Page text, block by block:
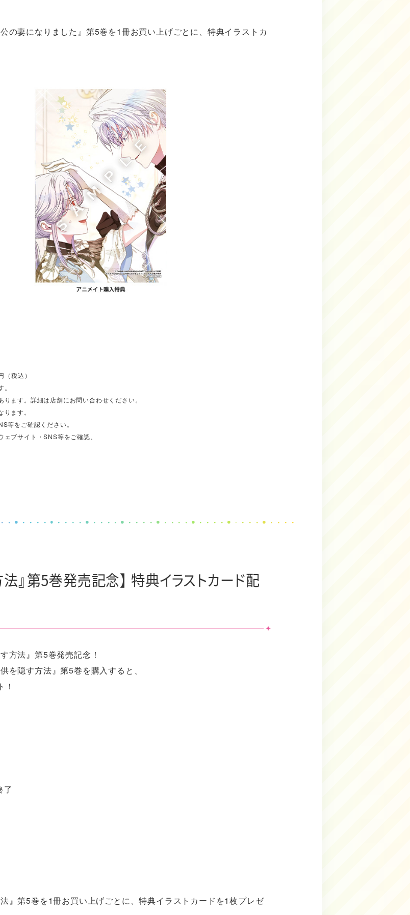
の妻になりました』第5巻を1冊お買い上げごとに、特典イラストカ
税込）
ます。詳細は店舗にお問い合わせください。
ます。
等をご確認ください。
ブサイト・SNS等をご確認、
』第5巻発売記念】 特典イラストカード配
方法』第5巻発売記念！
を隠す方法』第5巻を購入すると、
了
』第5巻を1冊お買い上げごとに、特典イラストカードを1枚プレゼ